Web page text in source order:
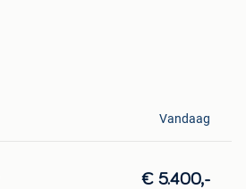
Vandaag
€ 5.400,-